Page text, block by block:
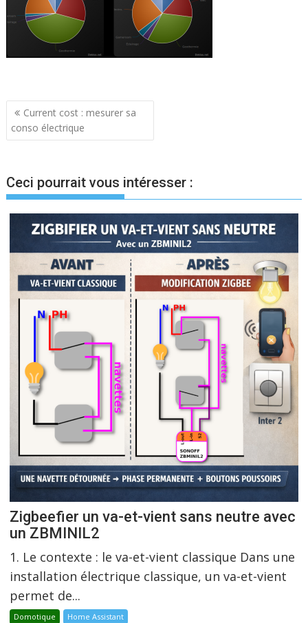
Navigation
de
Current cost : mesurer sa
conso électrique
Ceci pourrait vous intéresser :
Zigbeefier un va-et-vient sans neutre avec
un ZBMINIL2
1. Le contexte : le va-et-vient classique Dans une
installation électrique classique, un va-et-vient
permet de...
Domotique Home Assistant